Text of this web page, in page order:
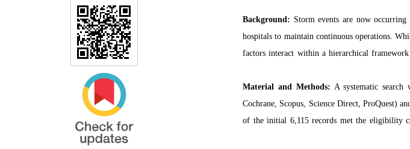
Background: Storm events are now occurring
hospitals to maintain continuous operations.
factors interact within a hierarchical
Material and Methods: A systematic
Cochrane, Scopus, Science Direct, ProQuest)
of the initial 6,115 records met the eligibility